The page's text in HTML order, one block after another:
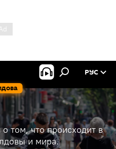
РУС
том, что происходит в
и мира.